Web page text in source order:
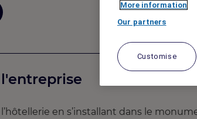
en s’installant dans le
More information
Our partners
Customise